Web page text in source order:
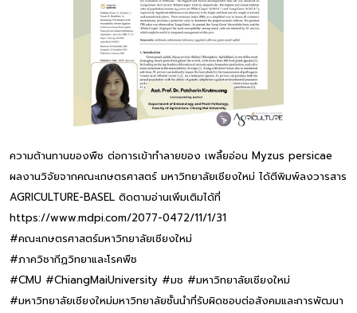
ความต้านทานของพืช ต่อการเข้าทำลายของ เพลี้ยอ่อน Myzus persicae
ผลงานวิจัยจากคณะเกษตรศาสตร์ มหาวิทยาลัยเชียงใหม่ ได้ตีพิมพ์ลงวารสาร
AGRICULTURE-BASEL ติดตามอ่านเพิ่มเติมได้ที่
https://www.mdpi.com/2077-0472/11/1/31
#คณะเกษตรศาสตร์มหาวิทยาลัยเชียงใหม่
#ภาควิชากีฏวิทยาและโรคพืช
#CMU #ChiangMaiUniversity #มช #มหาวิทยาลัยเชียงใหม่
#มหาวิทยาลัยเชียงใหม่มหาวิทยาลัยชั้นนำที่รับผิดชอบต่อสังคมและการพัฒนา